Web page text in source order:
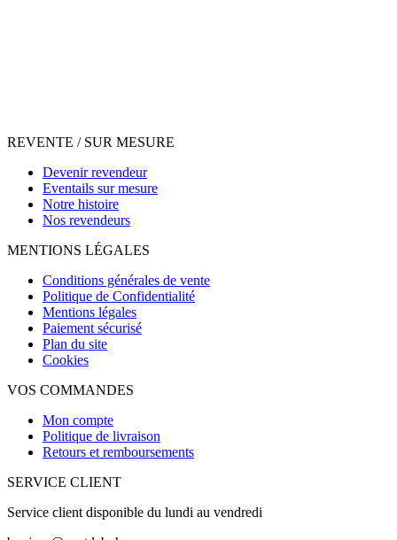
REVENTE / SUR MESURE
Devenir revendeur
Eventails sur mesure
Notre histoire
Nos revendeurs
MENTIONS LÉGALES
Conditions générales de vente
Politique de Confidentialité
Mentions légales
Paiement sécurisé
Plan du site
Cookies
VOS COMMANDES
Mon compte
Politique de livraison
Retours et remboursements
SERVICE CLIENT
Service client disponible du lundi au vendredi